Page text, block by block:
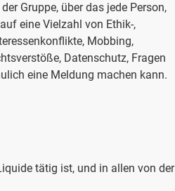
Gruppe, über das jede Person,
eine Vielzahl von Ethik-,
Mobbing,
Datenschutz, Fragen
eine Meldung machen kann.
tätig ist, und in allen von der